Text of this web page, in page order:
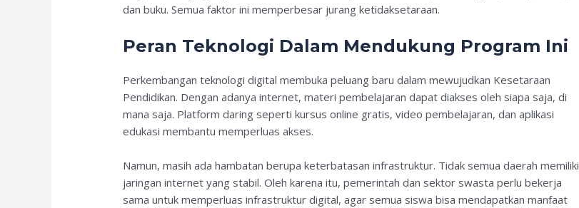
dan buku. Semua faktor ini memperbesar jurang ketidaksetaraan.
Peran Teknologi Dalam Mendukung Program Ini
Perkembangan teknologi digital membuka peluang baru dalam mewujudkan Kesetaraan
Pendidikan. Dengan adanya internet, materi pembelajaran dapat diakses oleh siapa saja, di
mana saja. Platform daring seperti kursus online gratis, video pembelajaran, dan aplikasi
edukasi membantu memperluas akses.
Namun, masih ada hambatan berupa keterbatasan infrastruktur. Tidak semua daerah memiliki
jaringan internet yang stabil. Oleh karena itu, pemerintah dan sektor swasta perlu bekerja
sama untuk memperluas infrastruktur digital, agar semua siswa bisa mendapatkan manfaat